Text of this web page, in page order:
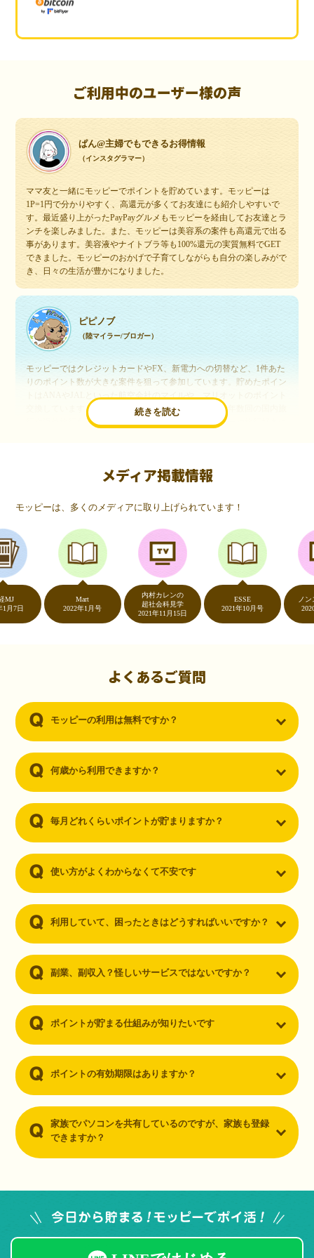
ご利用中のユーザー様の声
ぱん@主婦でもできるお得情報
（インスタグラマー）
ママ友と一緒にモッピーでポイントを貯めています。モッピーは
1P=1円で分かりやすく、高還元が多くてお友達にも紹介しやすいで
す。最近盛り上がったPayPayグルメもモッピーを経由してお友達とラ
ンチを楽しみました。また、モッピーは美容系の案件も高還元で出る
事があります。美容液やナイトブラ等も100%還元の実質無料でGET
できました。モッピーのおかげで子育てしながらも自分の楽しみがで
き、日々の生活が豊かになりました。
続きを読む
ピピノブ
（陸マイラー/ブロガー）
モッピーではクレジットカードやFX、新電力への切替など、1件あた
りのポイント数が大きな案件を狙って参加しています。貯めたポイン
交換しています。このようにすることで、ほぼ無料で年数回の国内旅
行や海外旅行を実現しています。モッピーは陸マイラーや旅行好きに
いつものネットショッピングが、モッピーでお得
（20代・女性）
友達に勧められてモッピーをはじめました。空いた時間にスマホで買
い物をすることが多いのですが、モッピーを経由するだけでショップ
のポイントとモッピーのポイントが二重で貯まることを知り、ビック
リ…！いつものネットショッピングをモッピーを経由するだけでポイ
ントが貯まるなんて…もっと早く教えてほしかった～！貯まったポイ
ントはギフト券に交換して、プチ贅沢を楽しんでます♪
（30代・男性）
ーを知りました。クレジットカードを発行するだけでポイントが貯ま
るならと無料登録して、クレジットカードの発行やアプリダウンロー
メディア掲載情報
モッピーは、多くのメディアに取り上げられています！
2022年1月号
内村カレンの
超社会科見学
2021年11月15日
2021年10月号
ノンスト
2020年5
よくあるご質問
モッピーの利用は無料ですか？
何歳から利用できますか？
毎月どれくらいポイントが貯まりますか？
使い方がよくわからなくて不安です
利用していて、困ったときはどうすればいいですか？
副業、副収入？怪しいサービスではないですか？
ポイントが貯まる仕組みが知りたいです
ポイントの有効期限はありますか？
家族でパソコンを共有しているのですが、家族も登録
できますか？